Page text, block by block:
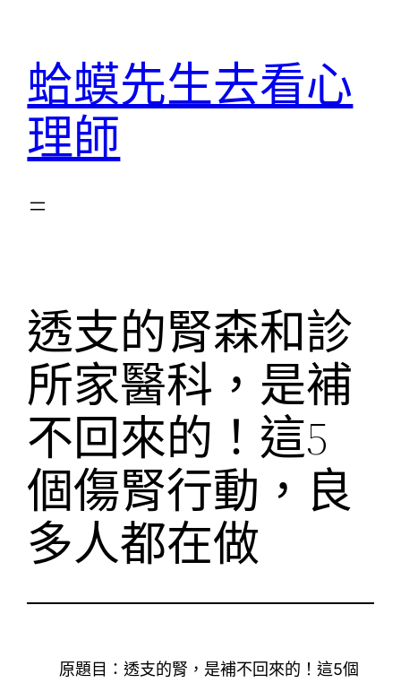
蛤蟆先生去看心
理師
透支的腎森和診
所家醫科，是補
不回來的！這5
個傷腎行動，良
多人都在做
原題目：透支的腎，是補不回來的！這5個